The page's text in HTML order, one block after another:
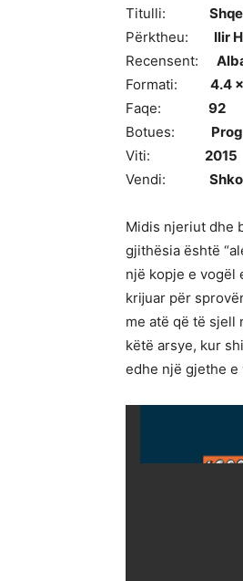
Titulli:
Përktheu: Ilir
Recensent:
Formati: 4.4
Faqe: 92
Botues:
Viti: 2015
Vendi:
Midis njeriut dhe
gjithësia është
një kopje e vogël
krĳuar për
me atë që të sjell
këtë arsye, kur
edhe një gjethe e